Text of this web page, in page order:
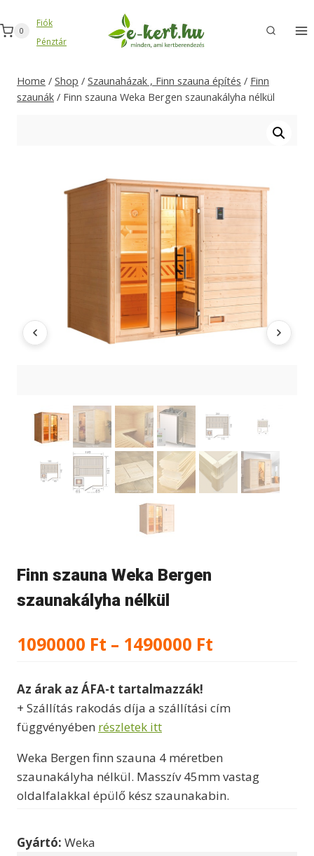
to
content
0
Fiók
Pénztár
Home / Shop / Szaunaházak , Finn szauna építés / Finn
szaunák / Finn szauna Weka Bergen szaunakályha nélkül
Finn szauna Weka Bergen
szaunakályha nélkül
1090000 Ft – 1490000 Ft
-
Az árak az ÁFA-t tartalmazzák!
+ Szállítás rakodás díja a szállítási cím
függvényében részletek itt
Weka Bergen finn szauna 4 méretben
szaunakályha nélkül. Masszív 45mm vastag
oldalfalakkal épülő kész szaunakabin.
Gyártó: Weka